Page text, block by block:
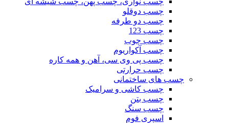
چسب دوقلو
چسب دو طرفه
چسب 123
چسب چوب
چسب آکواریوم
چسب پی وی سی، آهن و همه کاره
چسب حرارتی
چسب های ساختمانی
چسب کاشی و سرامیک
چسب بتن
چسب سنگ
اسپری فوم